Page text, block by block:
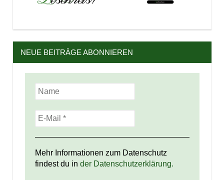
NEUE BEITRÄGE ABONNIEREN
Mehr Informationen zum Datenschutz
findest du in der Datenschutzerklärung.